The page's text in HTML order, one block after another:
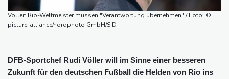
Selenskyj: Ukraine hat praktisch keine intakten
Wärmekraftwerke mehr
Völler: Rio-Weltmeister müssen "Verantwortung übernehmen" / Foto: ©
picture-alliance/nordphoto GmbH/SID
DFB-Sportchef Rudi Völler will im Sinne einer besseren
Zukunft für den deutschen Fußball die Helden von Rio ins